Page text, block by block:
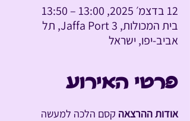
12 בדצמ׳ 2025, 13:00 – 13:50
בית המכולות, Jaffa Port 3, תל
אביב-יפו, ישראל
פרטי האירוע
אודות ההרצאה קסם הלכה למעשה